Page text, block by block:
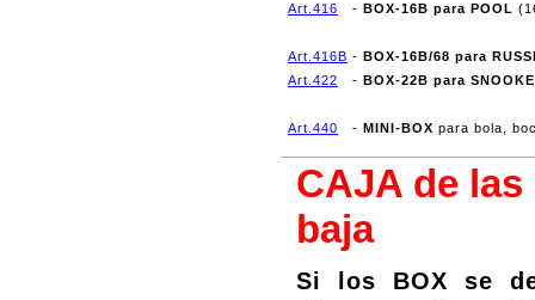
Art.416
- BOX-16B para POOL
Art.416B - BOX-16B/68 para
Art.422
- BOX-22B para
Art.440 - MINI-BOX para bola,
CAJA de
baja
Si los BOX se